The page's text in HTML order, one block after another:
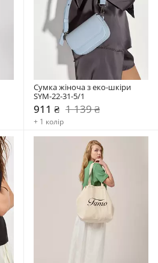
Сумка жіноча з еко-шкіри
SYM-22-31-5/1
911 ₴ 1 139 ₴
+ 1 колір